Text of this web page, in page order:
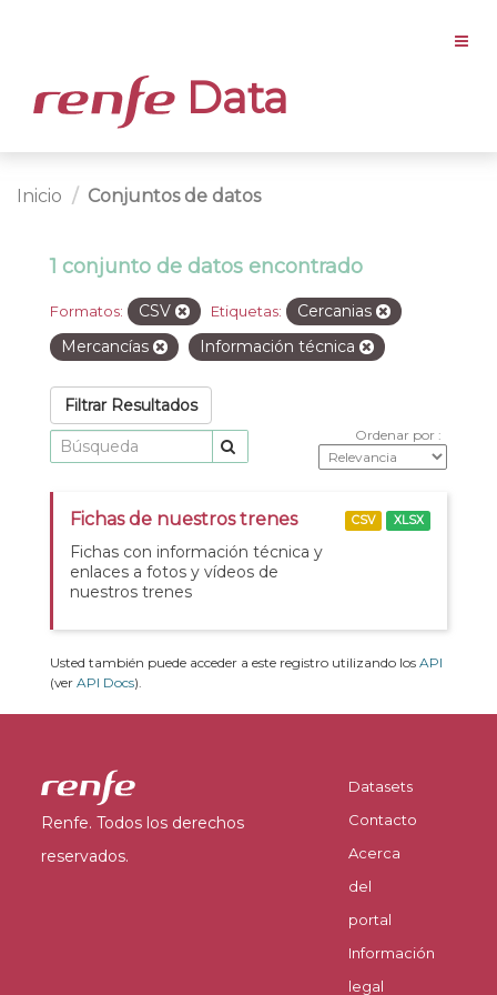
Data
Inicio Conjuntos de datos
1 conjunto de datos encontrado
Formatos: CSV Etiquetas:
Cercanias
Mercancías
Información técnica
Filtrar Resultados
Ordenar por
Fichas de nuestros trenes
Fichas con información técnica y
enlaces a fotos y vídeos de
nuestros trenes
CSV XLSX
Usted también puede acceder a este registro utilizando los API
(ver API Docs).
Renfe. Todos los derechos
reservados.
Datasets
Contacto
Acerca
del
portal
Información
legal